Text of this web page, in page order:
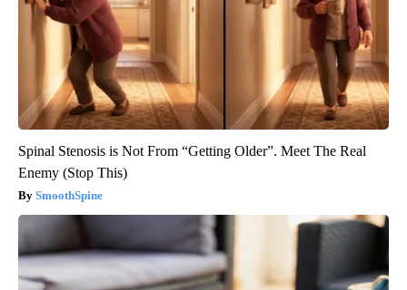
Spinal Stenosis is Not From “Getting Older”. Meet The Real
Enemy (Stop This)
SmoothSpine